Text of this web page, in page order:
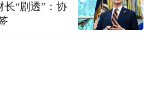
长“剧透”：协